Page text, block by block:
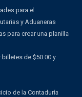
para el
y Aduaneras
para crear una planilla
de $50.00 y
de la Contaduría